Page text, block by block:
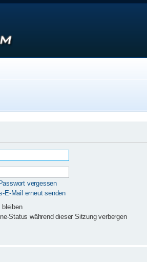
vergessen
E-Mail erneut senden
bleiben
Status während dieser Sitzung verbergen